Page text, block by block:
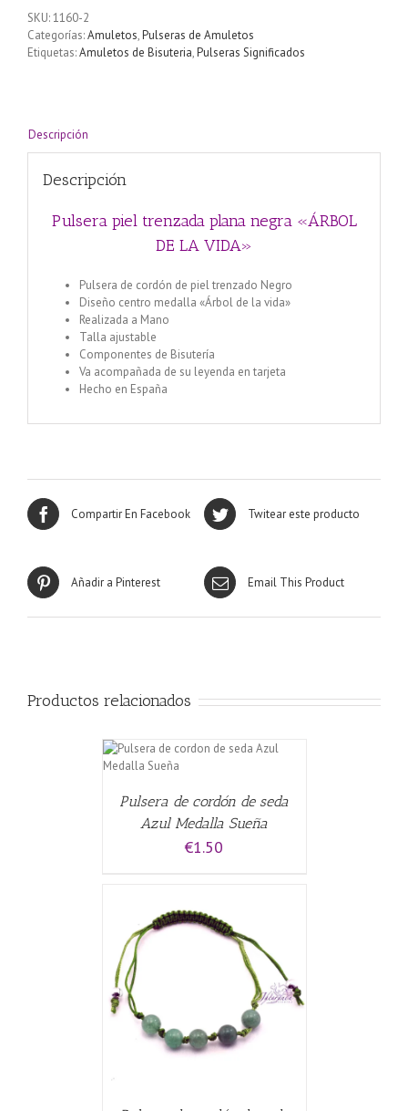
"ÁRBOL
DE
LA
SKU:1160-2
Categorías:Amuletos,Pulseras de Amuletos
Etiquetas:Amuletos de Bisuteria,Pulseras Significados
Descripción
Descripción
Pulsera piel trenzada plana negra «ÁRBOL
DE LA VIDA»
Pulsera de cordón de piel trenzado Negro
Diseño centro medalla «Árbol de la vida»
Realizada a Mano
Talla ajustable
Componentes de Bisutería
Va acompañada de su leyenda en tarjeta
Hecho en España
Compartir En Facebook Twitear este producto
Añadir a Pinterest Email This Product
Productos relacionados
Pulsera de cordón de seda
Azul Medalla Sueña
€1.50